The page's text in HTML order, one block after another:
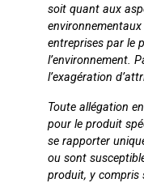
soit quant aux
entreprises par le
l’environnement.
l’exagération
Toute allégation
pour le produit
se rapporter
ou sont
produit, y compris